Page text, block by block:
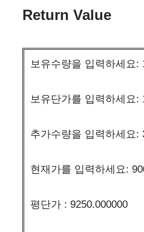
Return Value
보유수량을 입력하세요:
보유단가를 입력하세요:
추가수량을 입력하세요:
현재가를 입력하세요:
평단가 : 9250.000000